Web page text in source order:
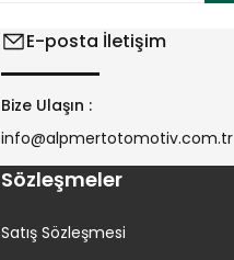
E-posta İletişim
Bize Ulaşın :
info@alpmertotomotiv.com.tr
Sözleşmeler
Satış Sözleşmesi